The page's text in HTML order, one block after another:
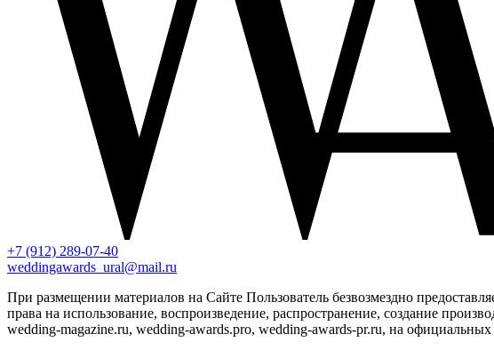
+7 (912) 289-07-40
weddingawards_ural@mail.ru
При размещении материалов на Сайте Пользователь безвозмездно
права на использование, воспроизведение, распространение, создание
wedding-magazine.ru, wedding-awards.pro, wedding-awards-pr.ru, на